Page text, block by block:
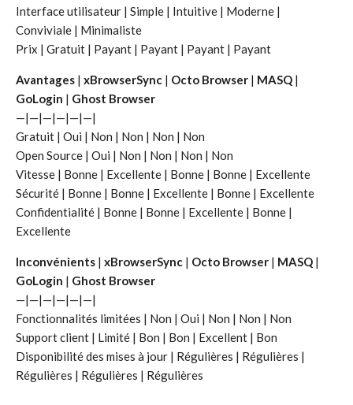
Interface utilisateur | Simple | Intuitive | Moderne |
Conviviale | Minimaliste
Prix | Gratuit | Payant | Payant | Payant | Payant
Avantages | xBrowserSync | Octo Browser | MASQ |
GoLogin | Ghost Browser
—|—|—|—|—|—|
Gratuit | Oui | Non | Non | Non | Non
Open Source | Oui | Non | Non | Non | Non
Vitesse | Bonne | Excellente | Bonne | Bonne | Excellente
Sécurité | Bonne | Bonne | Excellente | Bonne | Excellente
Confidentialité | Bonne | Bonne | Excellente | Bonne |
Excellente
Inconvénients | xBrowserSync | Octo Browser | MASQ |
GoLogin | Ghost Browser
—|—|—|—|—|—|
Fonctionnalités limitées | Non | Oui | Non | Non | Non
Support client | Limité | Bon | Bon | Excellent | Bon
Disponibilité des mises à jour | Régulières | Régulières |
Régulières | Régulières | Régulières